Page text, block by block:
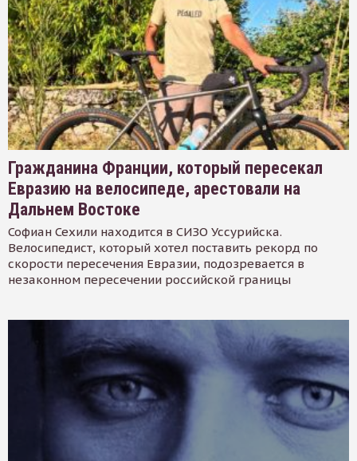
Гражданина Франции, который пересекал
Евразию на велосипеде, арестовали на
Дальнем Востоке
Софиан Сехили находится в СИЗО Уссурийска.
Велосипедист, который хотел поставить рекорд по
скорости пересечения Евразии, подозревается в
незаконном пересечении российской границы